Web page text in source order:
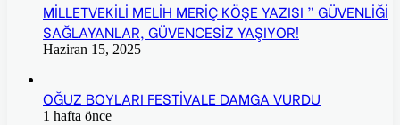
MİLLETVEKİLİ MELİH MERİÇ KÖŞE YAZISI ” GÜVENLİĞİ
SAĞLAYANLAR, GÜVENCESİZ YAŞIYOR!
Haziran 15, 2025
OĞUZ BOYLARI FESTİVALE DAMGA VURDU
1 hafta önce